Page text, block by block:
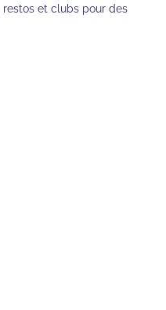
restos et clubs pour des